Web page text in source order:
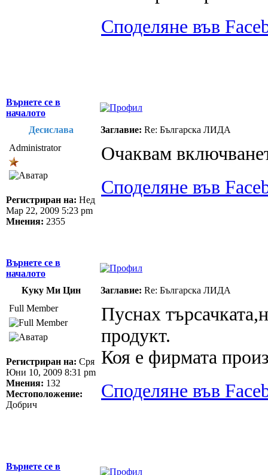
Споделяне във
Върнете се в
началото
Десислава
Заглавие: Re: Българска ЛИДА
Administrator
Регистриран на: Нед
Мар 22, 2009 5:23 pm
Мнения: 2355
Очаквам
Споделяне във
Върнете се в
началото
Куку Ми Цин
Заглавие: Re: Българска ЛИДА
Full Member
Регистриран на: Сря
Юни 10, 2009 8:31 pm
Мнения: 132
Местоположение:
Добрич
Пуснах
продукт.
Коя е фирмата
Споделяне във
Върнете се в